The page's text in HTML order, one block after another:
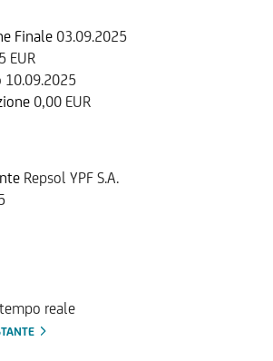
Finale 03.09.2025
EUR
10.09.2025
0,00 EUR
Repsol YPF S.A.
reale